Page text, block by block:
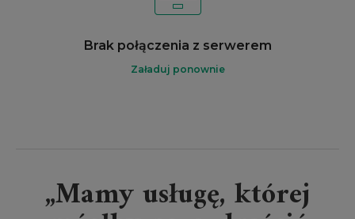
Brak połączenia z serwerem
Załaduj ponownie
„Mamy usługę, której